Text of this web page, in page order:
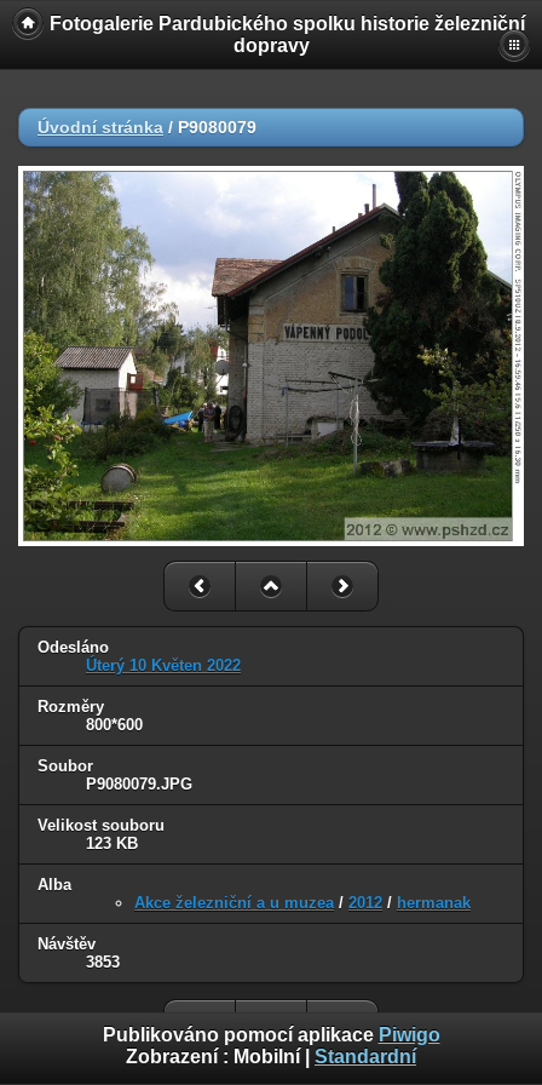
Fotogalerie Pardubického spolku historie železniční
dopravy
Úvodní stránka / P9080079
Odesláno
Úterý 10 Květen 2022
Rozměry
800*600
Soubor
P9080079.JPG
Velikost souboru
123 KB
Alba
Akce železniční a u muzea/ 2012 / hermanak
Návštěv
3853
Publikováno pomocí aplikace Piwigo
Zobrazení : Mobilní Standardní